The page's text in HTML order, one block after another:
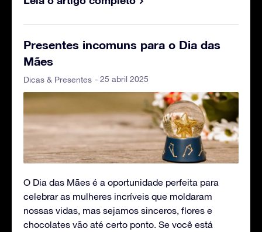
Presentes incomuns para o Dia das
Mães
Dicas & Presentes - 25 abril 2025
O Dia das Mães é a oportunidade perfeita para
celebrar as mulheres incríveis que moldaram
nossas vidas, mas sejamos sinceros, flores e
chocolates vão até certo ponto. Se você está